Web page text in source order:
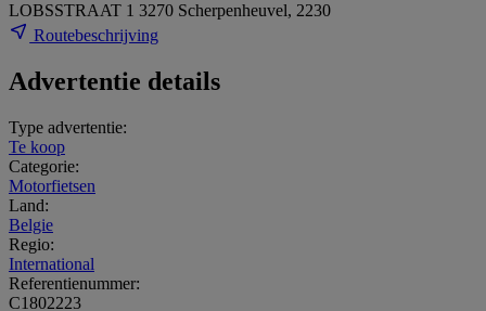
LOBSSTRAAT 1 3270 Scherpenheuvel, 2230
Routebeschrijving
Advertentie details
Type advertentie:
Te koop
Categorie:
Motorfietsen
Land:
Belgie
Regio:
International
Referentienummer:
C1802223